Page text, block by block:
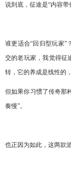
说到底，征途是“内容带
谁更适合“回归型玩家”
交的老玩家，我觉得征
转，它的养成是线性的
但如果你习惯了传奇那
奏慢”。
也正因为如此，这两款